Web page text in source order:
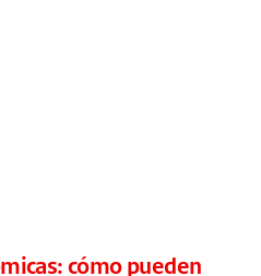
cómo pueden